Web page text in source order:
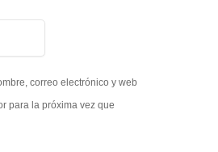
correo electrónico y web
para la próxima vez que